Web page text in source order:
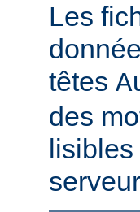
Les
têtes
des